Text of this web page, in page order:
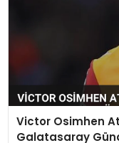
Victor Osimhen
Galatasaray